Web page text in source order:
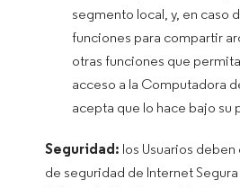
segmento local, y, en caso
funciones para compartir
otras funciones que
acceso a la Computadora
acepta que lo hace bajo su
Seguridad: los Usuarios
de seguridad de Internet